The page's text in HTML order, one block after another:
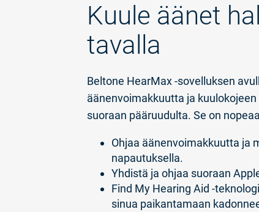
Kuule äänet
tavalla
Beltone HearMax -sovelluksen
äänenvoimakkuutta ja
suoraan pääruudulta. Se on
Ohjaa äänenvoimakkuutta ja
napautuksella.
Yhdistä ja ohjaa suoraan
Find My Hearing Aid -
sinua paikantamaan